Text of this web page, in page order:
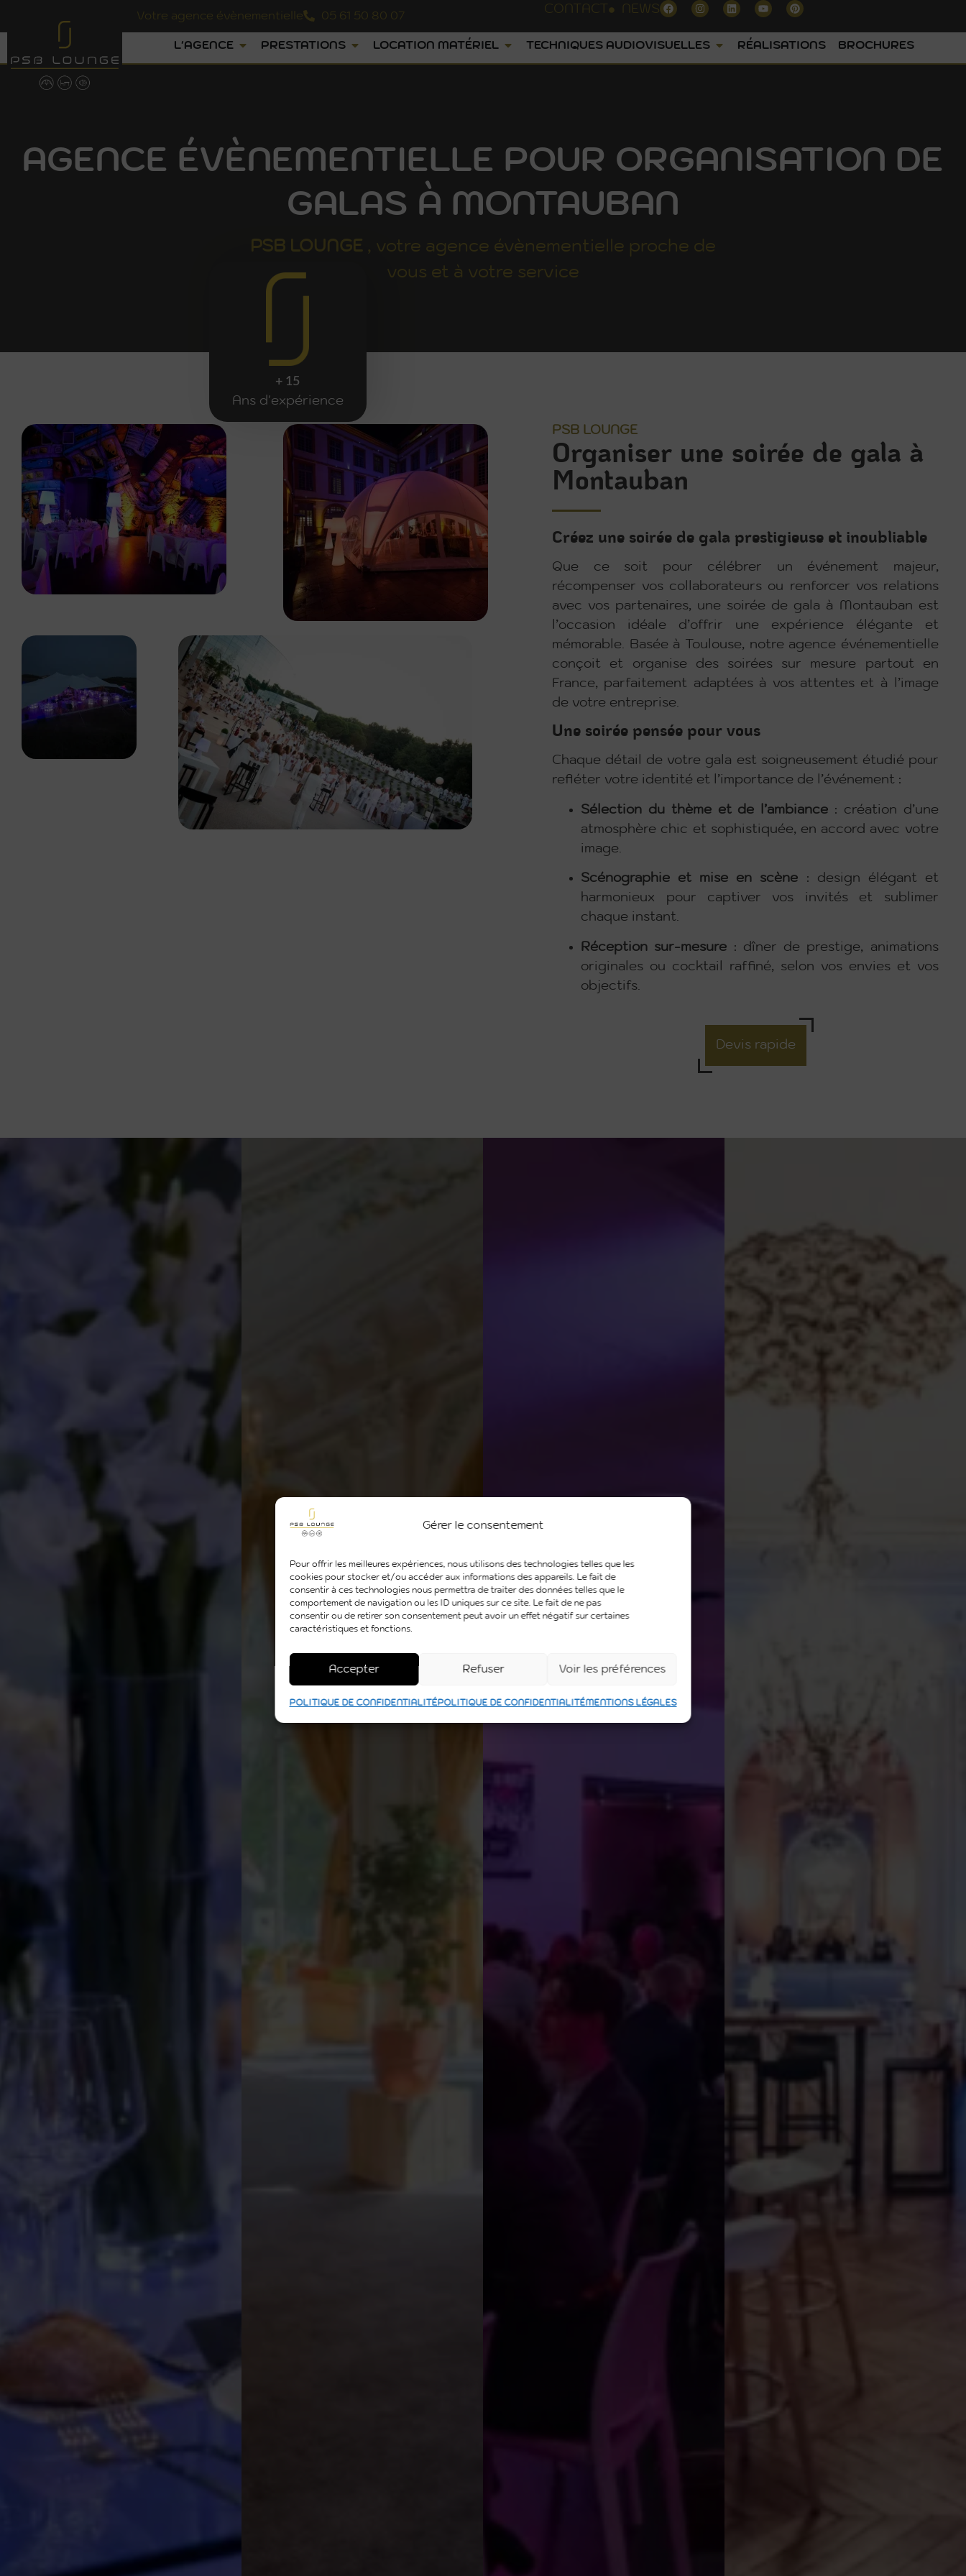
Gérer le consentement
Pour offrir les meilleures expériences, nous utilisons des technologies telles que les
cookies pour stocker et/ou accéder aux informations des appareils. Le fait de
consentir à ces technologies nous permettra de traiter des données telles que le
comportement de navigation ou les ID uniques sur ce site. Le fait de ne pas
consentir ou de retirer son consentement peut avoir un effet négatif sur certaines
caractéristiques et fonctions.
Accepter Refuser Voir les préférences
POLITIQUE DE CONFIDENTIALITÉPOLITIQUE DE CONFIDENTIALITÉMENTIONS LÉGALES
Votre agence évènementielle 05 61 50 80 07 CONTACT NEWS
L'AGENCE PRESTATIONS LOCATION MATÉRIEL TECHNIQUES AUDIOVISUELLES RÉALISATIONS BROCHURES
AGENCE ÉVÈNEMENTIELLE POUR ORGANISATION DE
GALAS À MONTAUBAN
PSB LOUNGE , votre agence évènementielle proche de
vous et à votre service
+ 15
Ans d'expérience
PSB LOUNGE
Organiser une soirée de gala à
Montauban
Créez une soirée de gala prestigieuse et inoubliable
Que ce soit pour célébrer un événement majeur,
récompenser vos collaborateurs ou renforcer vos relations
avec vos partenaires, une soirée de gala à Montauban est
l’occasion idéale d’offrir une expérience élégante et
mémorable. Basée à Toulouse, notre agence événementielle
conçoit et organise des soirées sur mesure partout en
France, parfaitement adaptées à vos attentes et à l’image
de votre entreprise.
Une soirée pensée pour vous
Chaque détail de votre gala est soigneusement étudié pour
refléter votre identité et l’importance de l’événement :
Sélection du thème et de l’ambiance : création d’une
atmosphère chic et sophistiquée, en accord avec votre
image.
Scénographie et mise en scène : design élégant et
harmonieux pour captiver vos invités et sublimer
chaque instant.
Réception sur-mesure : dîner de prestige, animations
originales ou cocktail raffiné, selon vos envies et vos
objectifs.
Devis rapide